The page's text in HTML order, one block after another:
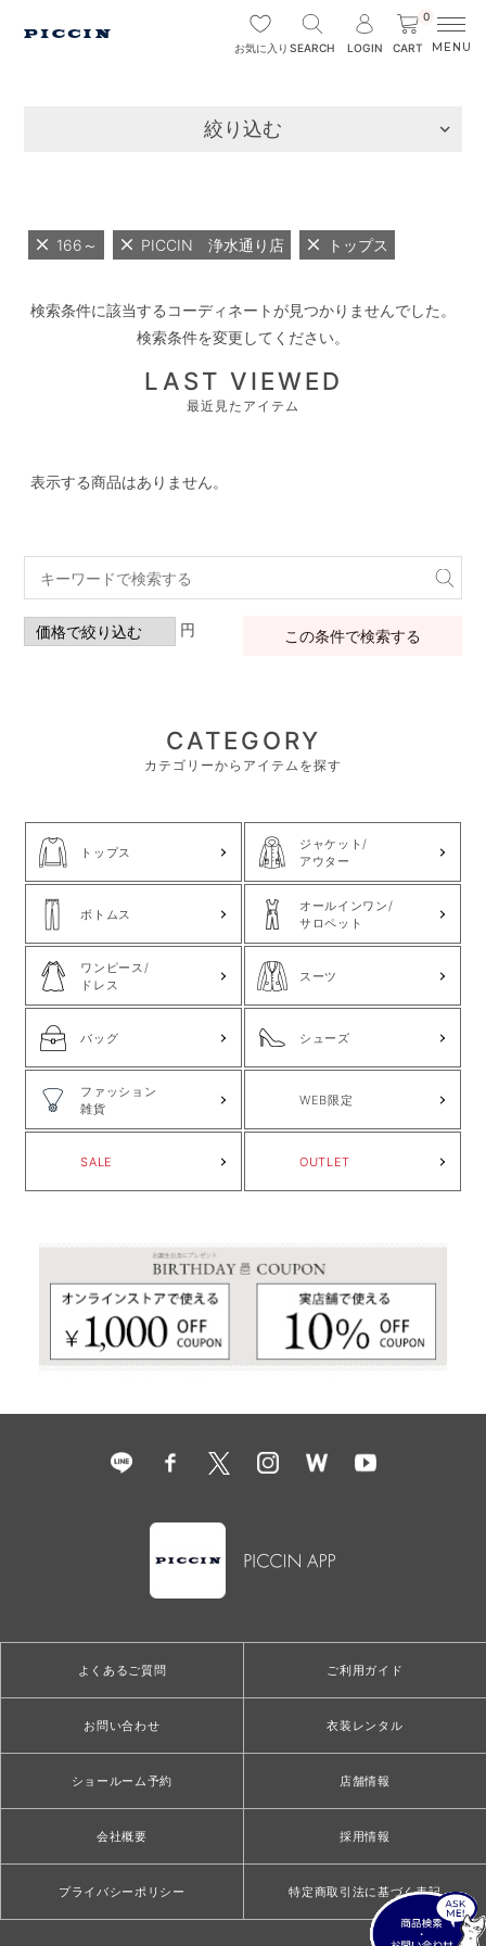
お気に入り SEARCH LOGIN
0
CART
絞り込む
166～ PICCIN 浄水通り店 トップス
検索条件に該当するコーディネートが見つかりませんでした。
検索条件を変更してください。
LAST VIEWED
最近見たアイテム
表示する商品はありません。
円 この条件で検索する
CATEGORY
カテゴリーからアイテムを探す
トップス
ジャケット/
アウター
ボトムス
オールインワン/
サロペット
ワンピース/
ドレス
スーツ
バッグ シューズ
ファッション
雑貨
WEB限定
SALE OUTLET
よくあるご質問 ご利用ガイド
お問い合わせ 衣装レンタル
ショールーム予約 店舗情報
会社概要 採用情報
プライバシーポリシー 特定商取引法に基づく表記